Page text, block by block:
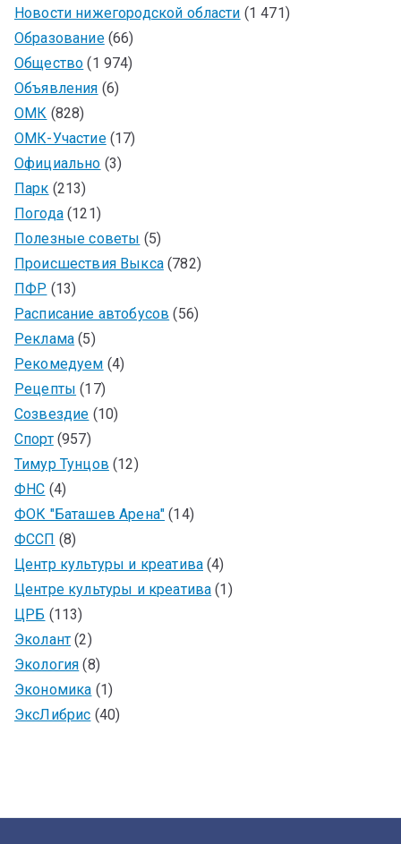
Новости нижегородской области (1 471)
Образование(66)
Общество (1 974)
Объявления (6)
ОМК (828)
ОМК-Участие(17)
Официально (3)
Парк (213)
Погода(121)
Полезные советы (5)
Происшествия Выкса(782)
ПФР (13)
Расписание автобусов (56)
Реклама (5)
Рекомедуем (4)
Рецепты (17)
Созвездие (10)
Спорт(957)
Тимур Тунцов (12)
ФНС (4)
ФОК "Баташев Арена" (14)
ФССП (8)
Центр культуры и креатива (4)
Центре культуры и креатива (1)
ЦРБ (113)
Эколант (2)
Экология (8)
Экономика (1)
ЭксЛибрис (40)